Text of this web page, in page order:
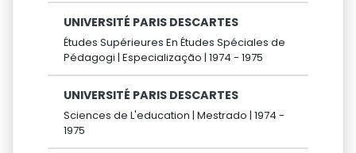
UNIVERSITÉ PARIS DESCARTES
Études Supérieures En Études Spéciales de
Pédagogi | Especialização | 1974 - 1975
UNIVERSITÉ PARIS DESCARTES
Sciences de L'education | Mestrado | 1974 -
1975